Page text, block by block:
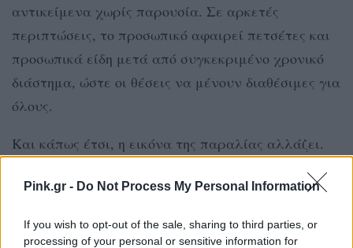
Pink.gr - Do Not Process My Personal Information
If you wish to opt-out of the sale, sharing to third parties, or
processing of your personal or sensitive information for
αντικείμενα χωρίς παρουσία. Σε αρκετές
περιπτώσεις, το προσωπικό αφαιρεί πετσέτες και
προσωπικά είδη μετά από συγκεκριμένο χρονικό
διάστημα, ώστε οι θέσεις να μένουν διαθέσιμες για
όλους.
Και κάπως έτσι, η εικόνα της παραλίας αλλάζει.
codes, τα online bookings και τις “premium” θέσεις
μάχη για λίγη σκιά δίπλα στη θάλασσα.